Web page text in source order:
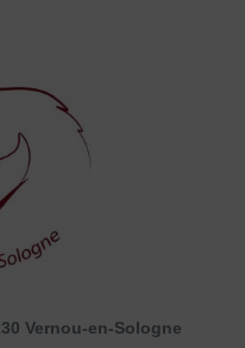
Vernou-en-Sologne